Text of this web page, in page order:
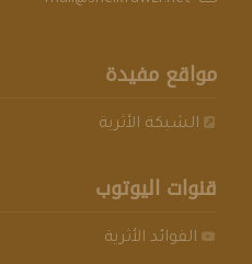
مواقع مفيدة
الشبكة الأثرية
قنوات اليوتوب
الفوائد الأثرية